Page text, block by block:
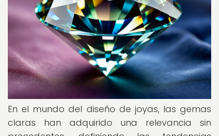
En el mundo del diseño de joyas, las gemas
claras han adquirido una relevancia sin